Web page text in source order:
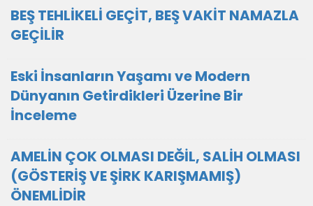
BEŞ TEHLİKELİ GEÇİT, BEŞ VAKİT NAMAZLA
GEÇİLİR
Eski İnsanların Yaşamı ve Modern
Dünyanın Getirdikleri Üzerine Bir
İnceleme
AMELİN ÇOK OLMASI DEĞİL, SALİH OLMASI
(GÖSTERİŞ VE ŞİRK KARIŞMAMIŞ)
ÖNEMLİDİR